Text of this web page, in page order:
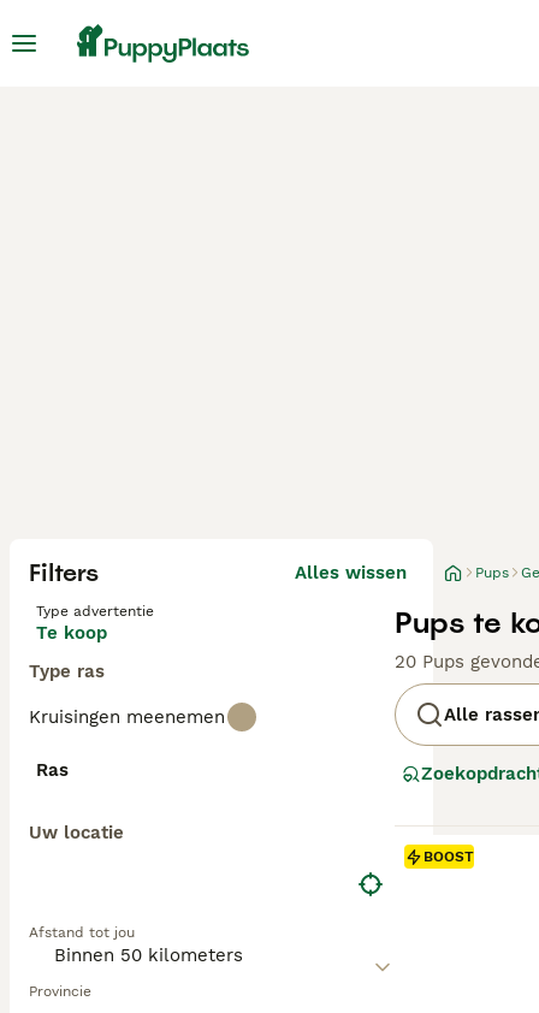
Filters Alles wissen
Type advertentie
Te koop
Type ras
Kruisingen meenemen
Ras
Uw locatie
Afstand tot jou
Provincie
Pups
Pups te
20 Pups
Alle
BOOST